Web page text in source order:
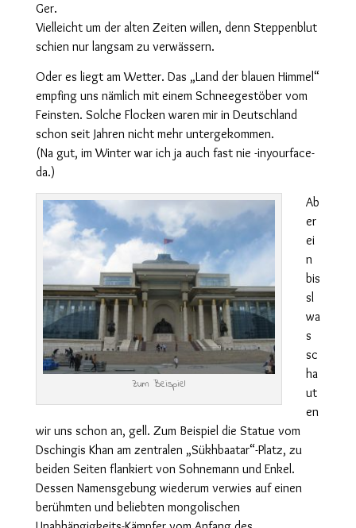
Ger.
Vielleicht um der alten Zeiten willen, denn Steppenblut
schien nur langsam zu verwässern.
Oder es liegt am Wetter. Das „Land der blauen Himmel“
empfing uns nämlich mit einem Schneegestöber vom
Feinsten. Solche Flocken waren mir in Deutschland
schon seit Jahren nicht mehr untergekommen.
(Na gut, im Winter war ich ja auch fast nie -inyourface-
da.)
Zum Beispiel
Ab
er
ei
n
bis
sl
wa
s
sc
ha
ut
en
wir uns schon an, gell. Zum Beispiel die Statue vom
Dschingis Khan am zentralen „Sükhbaatar“-Platz, zu
beiden Seiten flankiert von Sohnemann und Enkel.
Dessen Namensgebung wiederum verwies auf einen
berühmten und beliebten mongolischen